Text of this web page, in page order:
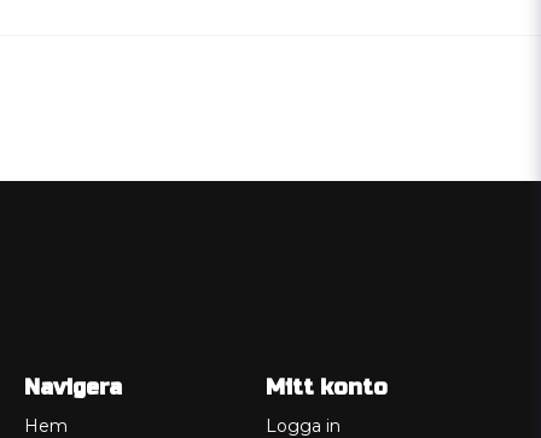
Navigera
Hem
Mitt konto
Logga in